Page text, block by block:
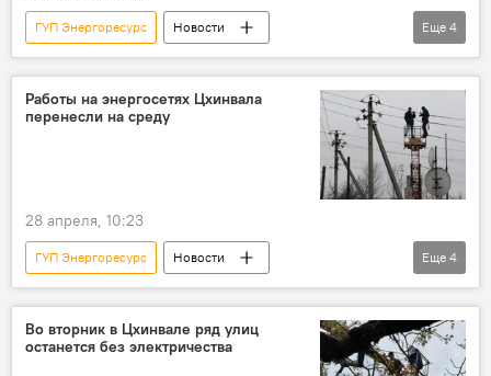
ГУП Энергоресурс
Новости
Южная Осетия
Цхинвал
Общество
энергоснабжение
Еще 4
Работы на энергосетях Цхинвала
перенесли на среду
28 апреля, 10:23
ГУП Энергоресурс
Новости
Южная Осетия
Цхинвал
Общество
энергоснабжение
Еще 4
Во вторник в Цхинвале ряд улиц
останется без электричества